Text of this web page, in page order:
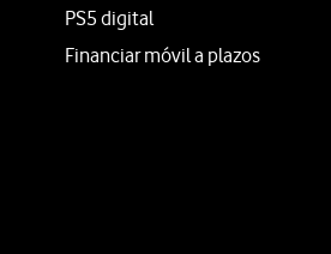
PS5 digital
Financiar móvil a plazos